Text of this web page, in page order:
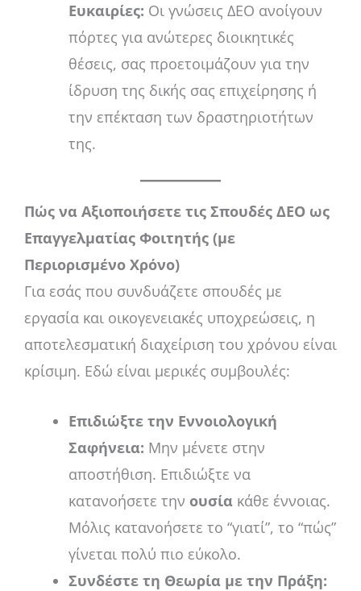
Ευκαιρίες: Οι γνώσεις ΔΕΟ ανοίγουν
πόρτες για ανώτερες διοικητικές
θέσεις, σας προετοιμάζουν για την
ίδρυση της δικής σας επιχείρησης ή
την επέκταση των δραστηριοτήτων
της.
Πώς να Αξιοποιήσετε τις Σπουδές ΔΕΟ ως
Επαγγελματίας Φοιτητής (με
Περιορισμένο Χρόνο)
Για εσάς που συνδυάζετε σπουδές με
εργασία και οικογενειακές υποχρεώσεις, η
αποτελεσματική διαχείριση του χρόνου είναι
κρίσιμη. Εδώ είναι μερικές συμβουλές:
Επιδιώξτε την Εννοιολογική
Σαφήνεια: Μην μένετε στην
αποστήθιση. Επιδιώξτε να
κατανοήσετε την ουσίακάθε έννοιας.
Μόλις κατανοήσετε το “γιατί”, το “πώς”
γίνεται πολύ πιο εύκολο.
Συνδέστε τη Θεωρία με την Πράξη: